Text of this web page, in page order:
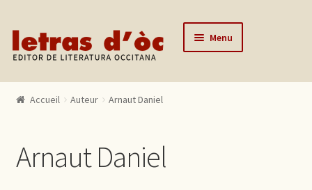
Aller à la navigation
Aller au contenu Menu
Catalogue
Actualités
Accueil Auteur Arnaut Daniel
Arnaut Daniel